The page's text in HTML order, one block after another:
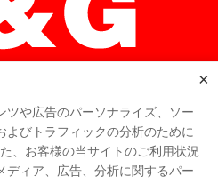
Y & Gチーム
ツや広告のパーソナライズ、ソー
よびトラフィックの分析のために
、お客様の当サイトのご利用状況
ディア、広告、分析に関するパー
×